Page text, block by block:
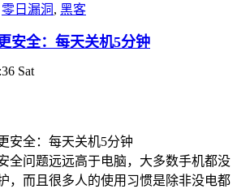
零日漏洞 , 黑客
安全：每天关机5分钟
Sat
全问题远远高于电脑，大多数手机都没
，而且很多人的使用习惯是除非没电都